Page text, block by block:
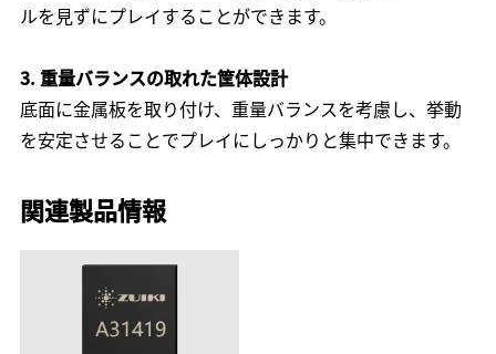
ルを見ずにプレイすることができます。
3. 重量バランスの取れた筐体設計
底面に金属板を取り付け、重量バランスを考慮し、挙動
を安定させることでプレイにしっかりと集中できます。
関連製品情報